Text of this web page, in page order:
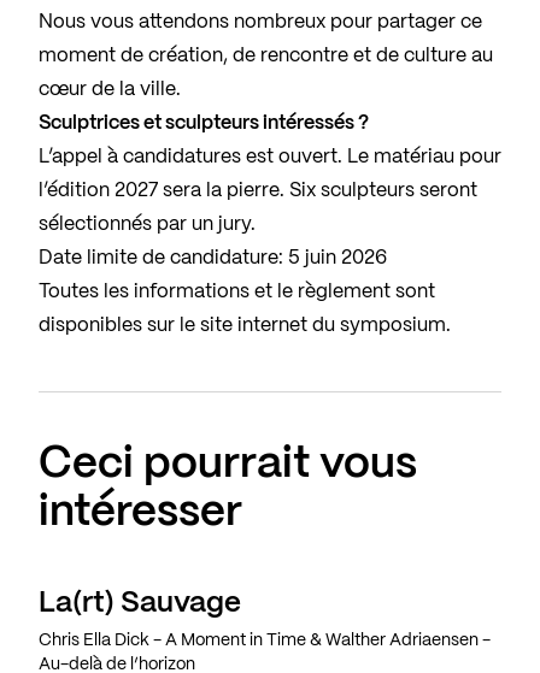
Nous vous attendons nombreux pour partager ce
moment de création, de rencontre et de culture au
cœur de la ville.
Sculptrices et sculpteurs intéressés ?
L’appel à candidatures est ouvert. Le matériau pour
l’édition 2027 sera la pierre. Six sculpteurs seront
sélectionnés par un jury.
Date limite de candidature: 5 juin 2026
Toutes les informations et le règlement sont
disponibles sur le site internet du symposium.
Ceci pourrait vous
intéresser
La(rt) Sauvage
Chris Ella Dick - A Moment in Time & Walther Adriaensen -
Au-delà de l’horizon